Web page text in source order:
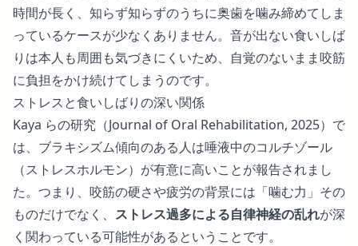
時間が長く、知らず知らずのうちに奥歯を噛み締めてしま
っているケースが少なくありません。音が出ない食いしば
りは本人も周囲も気づきにくいため、自覚のないまま咬筋
に負担をかけ続けてしまうのです。
ストレスと食いしばりの深い関係
Kaya らの研究（Journal of Oral Rehabilitation, 2025）で
は、ブラキシズム傾向のある人は唾液中のコルチゾール
（ストレスホルモン）が有意に高いことが報告されまし
た。つまり、咬筋の硬さや疲労の背景には「噛む力」その
ものだけでなく、 ストレス過多による自律神経の乱れが深
く関わっている可能性があるということです。